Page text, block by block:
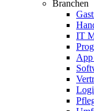
Branchen
IT
App